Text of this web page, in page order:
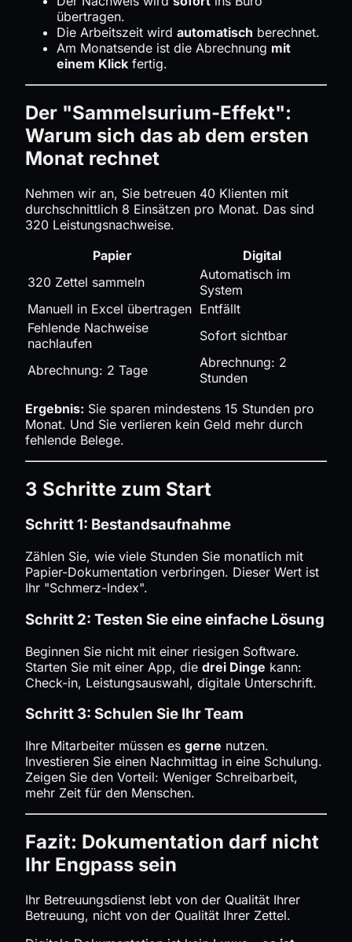
übertragen.
Die Arbeitszeit wird automatisch berechnet.
Am Monatsende ist die Abrechnung mit
einem Klick fertig.
Der "Sammelsurium-Effekt":
Warum sich das ab dem ersten
Monat rechnet
Nehmen wir an, Sie betreuen 40 Klienten mit
durchschnittlich 8 Einsätzen pro Monat. Das sind
320 Leistungsnachweise.
Papier
Digital
320 Zettel sammeln
Automatisch im
System
Manuell in Excel übertragen Entfällt
Fehlende Nachweise
nachlaufen
Sofort sichtbar
Abrechnung: 2 Tage
Abrechnung: 2
Stunden
Ergebnis: Sie sparen mindestens 15 Stunden pro
Monat. Und Sie verlieren kein Geld mehr durch
fehlende Belege.
3 Schritte zum Start
Schritt 1: Bestandsaufnahme
Zählen Sie, wie viele Stunden Sie monatlich mit
Papier-Dokumentation verbringen. Dieser Wert ist
Ihr "Schmerz-Index".
Schritt 2: Testen Sie eine einfache Lösung
Beginnen Sie nicht mit einer riesigen Software.
Starten Sie mit einer App, die drei Dinge kann:
Check-in, Leistungsauswahl, digitale Unterschrift.
Schritt 3: Schulen Sie Ihr Team
Ihre Mitarbeiter müssen es gerne nutzen.
Investieren Sie einen Nachmittag in eine Schulung.
Zeigen Sie den Vorteil: Weniger Schreibarbeit,
mehr Zeit für den Menschen.
Fazit: Dokumentation darf nicht
Ihr Engpass sein
Ihr Betreuungsdienst lebt von der Qualität Ihrer
Betreuung, nicht von der Qualität Ihrer Zettel.